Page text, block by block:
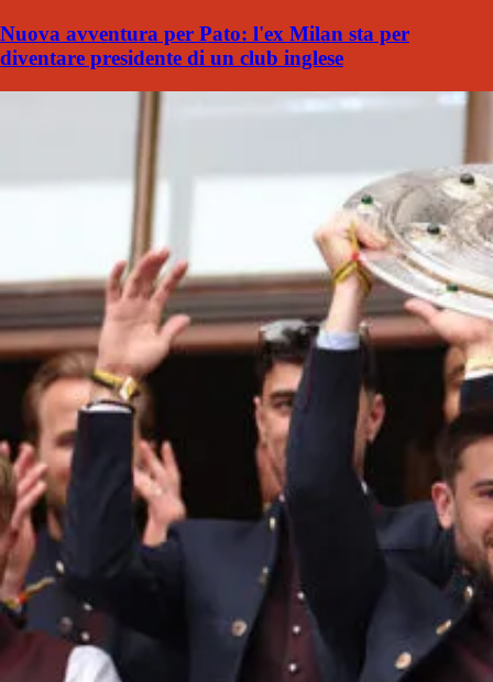
Nuova avventura per Pato: l'ex Milan sta per
diventare presidente di un club inglese